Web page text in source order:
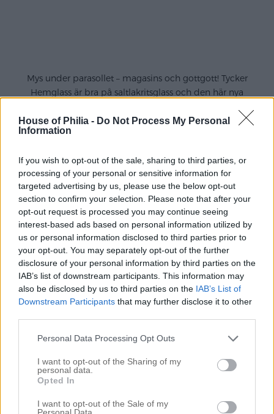
House of Philia - Do Not Process My Personal
Information
If you wish to opt-out of the sale, sharing to third parties, or
processing of your personal or sensitive information for
targeted advertising by us, please use the below opt-out
section to confirm your selection. Please note that after your
opt-out request is processed you may continue seeing
interest-based ads based on personal information utilized by
us or personal information disclosed to third parties prior to
your opt-out. You may separately opt-out of the further
disclosure of your personal information by third parties on the
IAB’s list of downstream participants. This information may
also be disclosed by us to third parties on the IAB’s List of
Downstream Participants that may further disclose it to other
Personal Data Processing Opt Outs
I want to opt-out of the Sharing of my
personal data.
Opted In
I want to opt-out of the Sale of my
Personal Data.
Mys under parasollet – magasins och gottgott! Tycker
Hemglass är bra på saltlakritsglass och den här nya
god,